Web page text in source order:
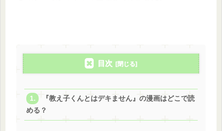
目次
『教え子くんとはデキません』の漫画はどこで読
める？